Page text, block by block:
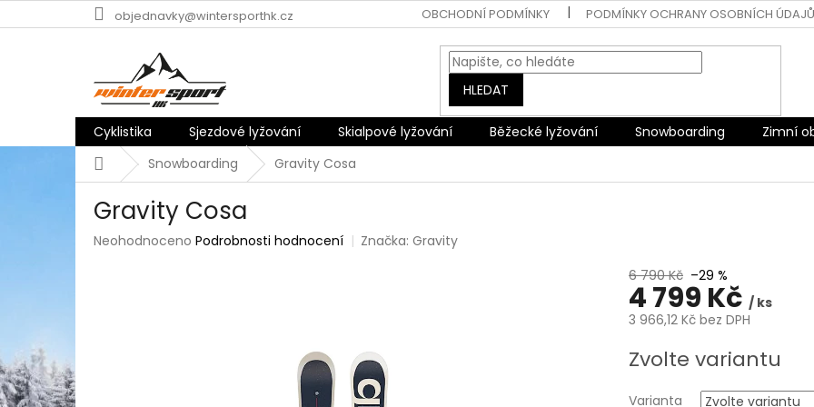
na
objednavky@wintersporthk.cz OBCHODNÍ PODMÍNKY PODMÍNKY OCHRANY OSOBNÍCH ÚDAJŮ
HLEDAT
Cyklistika Sjezdové lyžování Skialpové lyžování Běžecké lyžování Snowboarding Zimní
DomůSnowboarding Gravity Cosa
Gravity Cosa
Průměrné
Neohodnoceno Podrobnosti hodnocení Značka:Gravity
6 790 Kč –29 %
4 799 Kč / ks
3 966,12 Kč bez DPH
cena:
Zvolte variantu
Varianta